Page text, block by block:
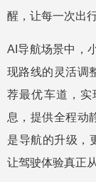
醒，让每一次出
AI导航场景中，
现路线的灵活调
荐最优车道，
息，提供全程动
是导航的升级，
让驾驶体验真正